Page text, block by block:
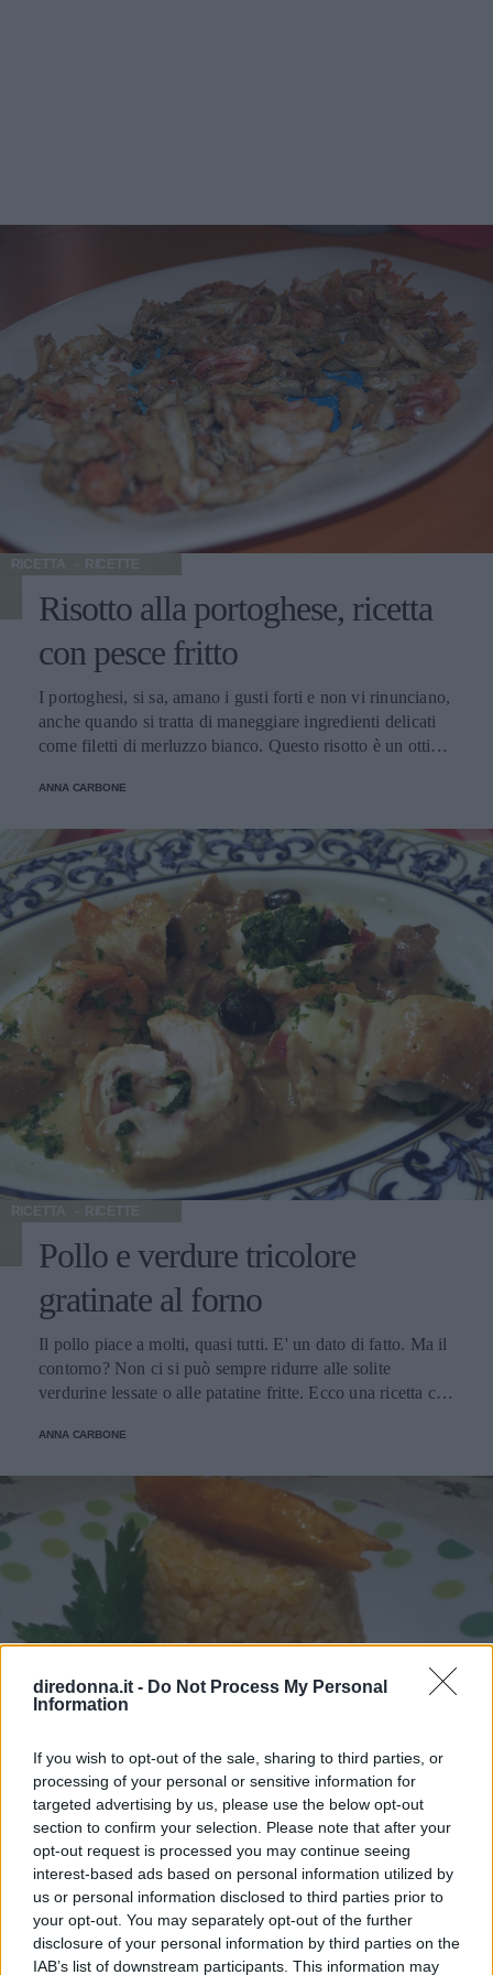
diredonna.it - Do Not Process My Personal
Information
If you wish to opt-out of the sale, sharing to third parties, or
processing of your personal or sensitive information for
targeted advertising by us, please use the below opt-out
section to confirm your selection. Please note that after your
opt-out request is processed you may continue seeing
interest-based ads based on personal information utilized by
us or personal information disclosed to third parties prior to
your opt-out. You may separately opt-out of the further
disclosure of your personal information by third parties on the
IAB’s list of downstream participants. This information may
RICETTA
Risotto alla portoghese, ricetta
con pesce fritto
I portoghesi, si sa, amano i gusti forti e non vi rinunciano,
anche quando si tratta di maneggiare ingredienti delicati
come filetti di merluzzo bianco. Questo risotto è un ottimo
un'altra pietanza di una cucina diversa dalla nostra ma che
ANNA CARBONE
RICETTA
Pollo e verdure tricolore
gratinate al forno
Il pollo piace a molti, quasi tutti. E' un dato di fatto. Ma il
contorno? Non ci si può sempre ridurre alle solite
verdurine lessate o alle patatine fritte. Ecco una ricetta che
Pollo e verdure miste: carote, patate, fagiolini (ma potete
suggerisce) da gratinare al forno. Altro che chips&chicken.
Provare per credere.
ANNA CARBONE
RICETTA RICETTE
Risotto di salmone, ricetta
Ecco la ricetta di un primo o un antipasto elegante per
stupire i vostri ospiti.
LEOREDAZIONE